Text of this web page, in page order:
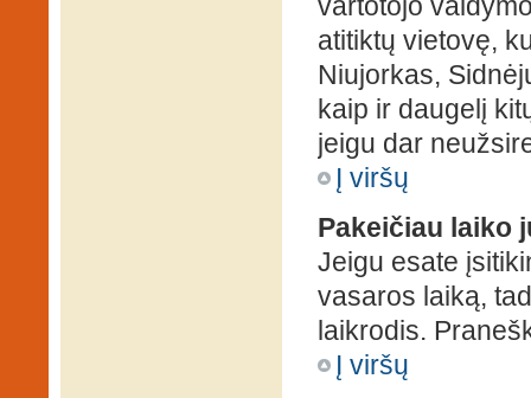
atitiktų vietovę,
Niujorkas,
kaip ir daugelį
jeigu dar
Į viršų
Pakeičiau laiko
Jeigu esate
vasaros laiką,
laikrodis.
Į viršų